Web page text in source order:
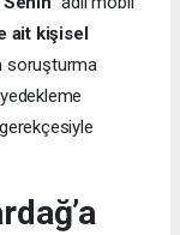
ait kişisel
soruşturma